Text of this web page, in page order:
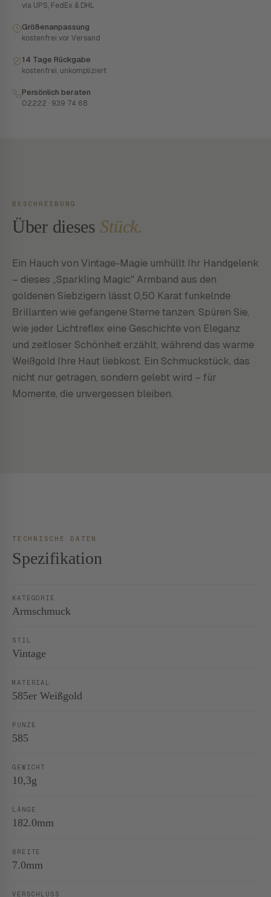
via UPS, FedEx & DHL
Größenanpassung
kostenfrei vor Versand
14 Tage Rückgabe
kostenfrei, unkompliziert
Persönlich beraten
02222 · 939 74 68
BESCHREIBUNG
Über dieses Stück.
Ein Hauch von Vintage-Magie umhüllt Ihr Handgelenk
– dieses „Sparkling Magic" Armband aus den
goldenen Siebzigern lässt 0,50 Karat funkelnde
Brillanten wie gefangene Sterne tanzen. Spüren Sie,
wie jeder Lichtreflex eine Geschichte von Eleganz
und zeitloser Schönheit erzählt, während das warme
Weißgold Ihre Haut liebkost. Ein Schmuckstück, das
nicht nur getragen, sondern gelebt wird – für
Momente, die unvergessen bleiben.
TECHNISCHE DATEN
Spezifikation
KATEGORIE
Armschmuck
STIL
Vintage
MATERIAL
585er Weißgold
PUNZE
585
GEWICHT
10,3g
LÄNGE
182.0mm
BREITE
7.0mm
VERSCHLUSS